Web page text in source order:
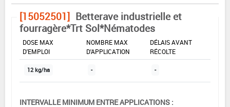
[15052501] Betterave industrielle et
fourragère*Trt Sol*Nématodes
DOSE MAX
D'EMPLOI
NOMBRE MAX
D'APPLICATION
DÉLAIS AVANT
RÉCOLTE
12 kg/ha - -
INTERVALLE MINIMUM ENTRE APPLICATIONS :